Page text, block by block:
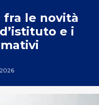
fra le novità
e i